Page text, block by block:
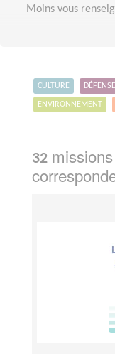
Moins vous
CULTURE
ENVIRONNEMENT
32